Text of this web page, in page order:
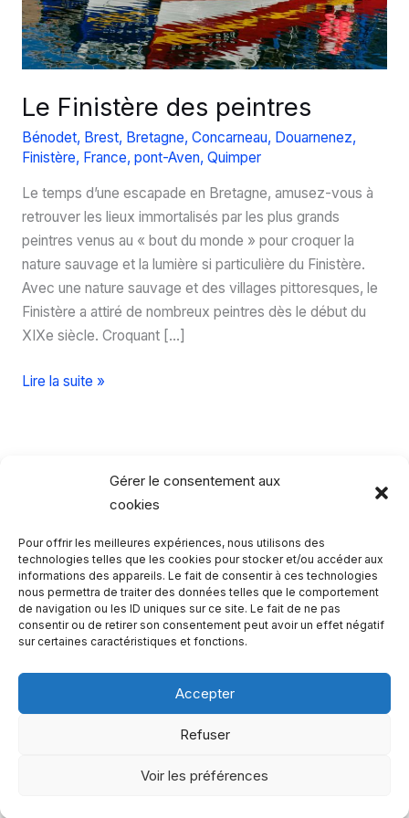
Gérer le consentement aux
cookies
Pour offrir les meilleures expériences, nous utilisons des
technologies telles que les cookies pour stocker et/ou accéder aux
informations des appareils. Le fait de consentir à ces technologies
nous permettra de traiter des données telles que le comportement
de navigation ou les ID uniques sur ce site. Le fait de ne pas
consentir ou de retirer son consentement peut avoir un effet négatif
sur certaines caractéristiques et fonctions.
Accepter
Refuser
Voir les préférences
Le Finistère des peintres
Bénodet, Brest, Bretagne, Concarneau, Douarnenez,
Finistère, France, pont-Aven, Quimper
Le temps d’une escapade en Bretagne, amusez-vous à
retrouver les lieux immortalisés par les plus grands
peintres venus au « bout du monde » pour croquer la
nature sauvage et la lumière si particulière du Finistère.
Avec une nature sauvage et des villages pittoresques, le
Finistère a attiré de nombreux peintres dès le début du
XIXe siècle. Croquant […]
Le
Lire la suite »
Rechercher…
R
e
e
Qui sommes-nous ?